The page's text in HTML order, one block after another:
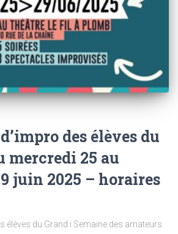
des élèves du
mercredi 25 au
juin 2025 – horaires
élèves du Grand i Semaine des amateurs